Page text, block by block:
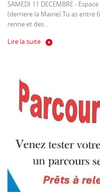
SAMEDI 11 DECEMBRE -
(derriere la Mairie) Tu as entre
renne et des...
Lire la suite